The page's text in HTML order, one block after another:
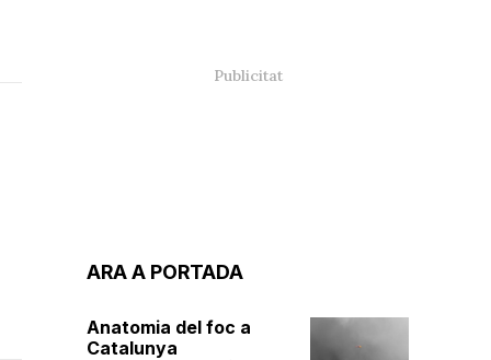
ARA A PORTADA
Anatomia del foc a
Catalunya